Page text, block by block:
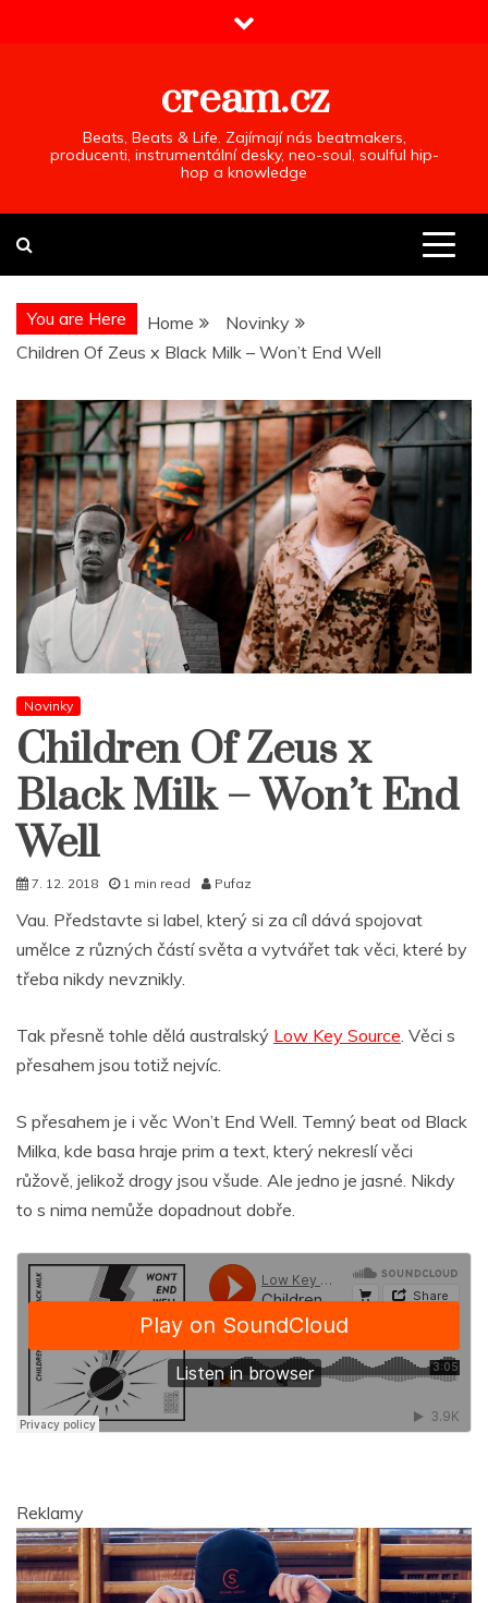
cream.cz
Beats, Beats & Life. Zajímají nás beatmakers,
producenti, instrumentální desky, neo-soul, soulful hip-
hop a knowledge
You are Here Home
Novinky
Children Of Zeus x Black Milk – Won’t End Well
Novinky
Children Of Zeus x
Black Milk – Won’t End
Well
7. 12. 2018 1 min read Pufaz
Vau. Představte si label, který si za cíl dává spojovat
umělce z různých částí světa a vytvářet tak věci, které by
třeba nikdy nevznikly.
Tak přesně tohle dělá australský Low Key Source . Věci s
přesahem jsou totiž nejvíc.
S přesahem je i věc Won’t End Well. Temný beat od Black
Milka, kde basa hraje prim a text, který nekreslí věci
růžově, jelikož drogy jsou všude. Ale jedno je jasné. Nikdy
to s nima nemůže dopadnout dobře.
Reklamy